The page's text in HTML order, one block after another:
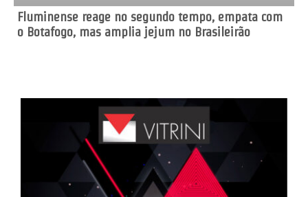
Fluminense reage no segundo tempo, empata com
o Botafogo, mas amplia jejum no Brasileirão